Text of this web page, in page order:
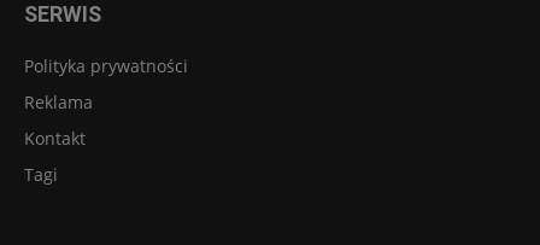
SERWIS
Polityka prywatności
Reklama
Kontakt
Tagi